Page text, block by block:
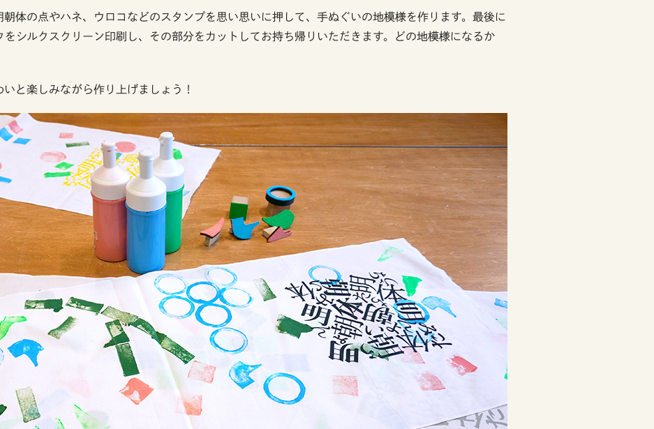
体の点やハネ、ウロコなどのスタンプを思い思いに押して、手ぬぐいの地模様を作ります。最後に
シルクスクリーン印刷し、その部分をカットしてお持ち帰りいただきます。どの地模様になるか
と楽しみながら作り上げましょう！